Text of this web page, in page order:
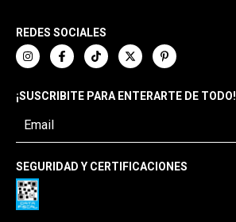
REDES SOCIALES
¡SUSCRIBITE PARA ENTERARTE DE TODO!
SEGURIDAD Y CERTIFICACIONES